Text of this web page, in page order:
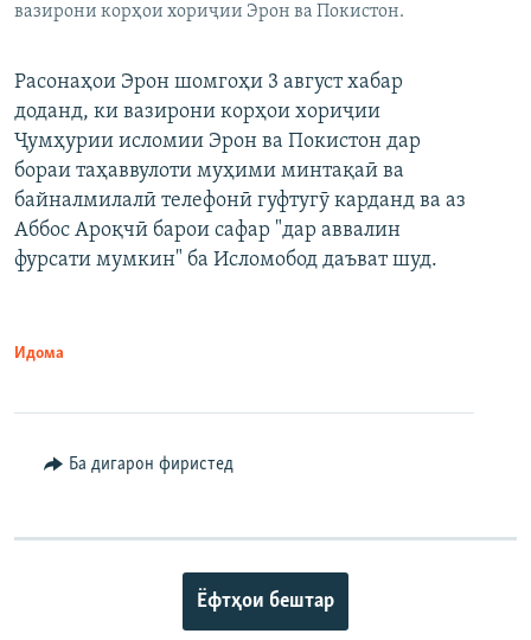
вазирони корҳои хориҷии Эрон ва Покистон.
Расонаҳои Эрон шомгоҳи 3 август хабар
доданд, ки вазирони корҳои хориҷии
Ҷумҳурии исломии Эрон ва Покистон дар
бораи таҳаввулоти муҳими минтақаӣ ва
байналмилалӣ телефонӣ гуфтугӯ карданд ва аз
Аббос Ароқчӣ барои сафар "дар аввалин
фурсати мумкин" ба Исломобод даъват шуд.
Идома
Ба дигарон фиристед
Ёфтҳои бештар